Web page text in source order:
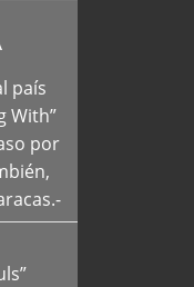
país
With”
por